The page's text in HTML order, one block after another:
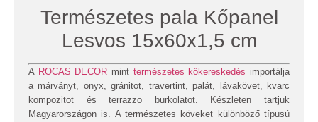
Természetes pala Kőpanel
Lesvos 15x60x1,5 cm
A ROCAS DECOR mint természetes kőkereskedés importálja
a márványt, onyx, gránitot, travertint, palát, lávakövet, kvarc
kompozitot és terrazzo burkolatot. Készleten tartjuk
Magyarországon is. A természetes köveket különböző típusú